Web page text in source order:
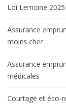
Loi Lemoine
Assurance
moins cher
Assurance
médicales
Courtage et éco-